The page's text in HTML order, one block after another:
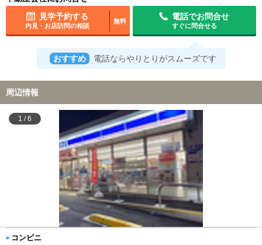
見学予約する
内見・お店訪問の相談
無料
電話でお問合せ
すぐに問合せる
おすすめ 電話ならやりとりがスムーズです
周辺情報
1 /6
コンビニ